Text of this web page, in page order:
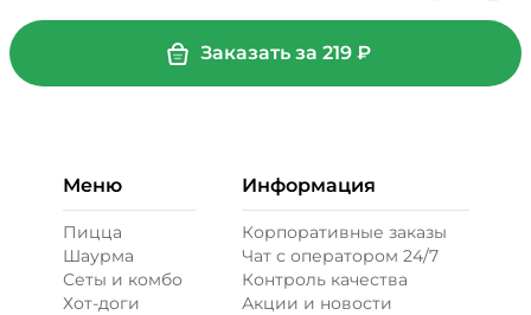
Заказать за 219₽
Меню
Пицца
Шаурма
Сеты и комбо
Хот-доги
Информация
Корпоративные заказы
Чат с оператором 24/7
Контроль качества
Акции и новости